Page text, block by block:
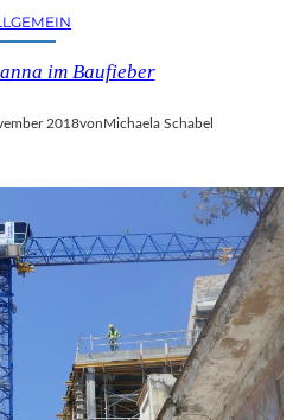
im Baufieber
2018vonMichaela Schabel